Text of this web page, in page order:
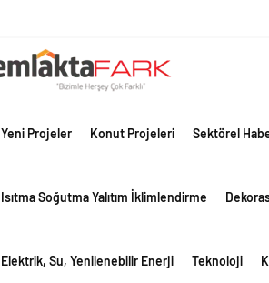
Yeni Projeler Konut Projeleri Sektörel
Isıtma Soğutma Yalıtım İklimlendirme
Elektrik, Su, Yenilenebilir Enerji Teknoloji